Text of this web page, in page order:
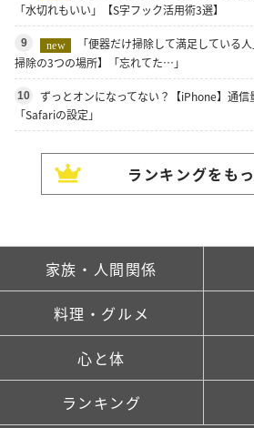
「水切れもいい」【S字フック活用術3選】
9 new
「便器だけ掃除して満足している
掃除の3つの場所】「忘れてた…」
10
ずっとオンになってない？【iPhone】通
「Safariの設定」
ランキングをも
家族・人間関係
料理・グルメ
心と体
ランキング